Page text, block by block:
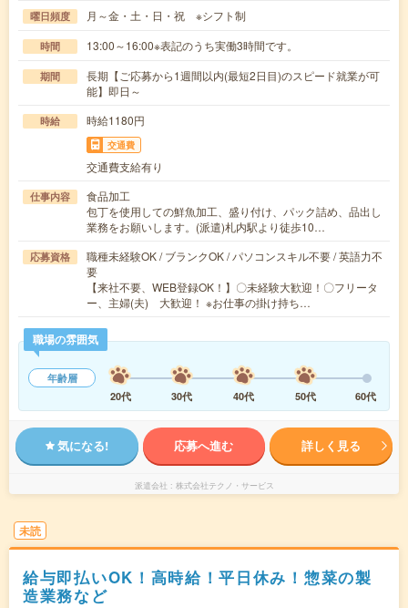
曜日頻度 月～金・土・日・祝 ※シフト制
時間 13:00～16:00※表記のうち実働3時間です。
期間
長期【ご応募から1週間以内(最短2日目)のスピード就業が可
能】即日～
時給 時給1180円
交通費
交通費支給有り
仕事内容
食品加工
包丁を使用しての鮮魚加工、盛り付け、パック詰め、品出し
業務をお願いします。(派遣)札内駅より徒歩10…
応募資格
職種未経験OK / ブランクOK / パソコンスキル不要 / 英語力不
要
【来社不要、WEB登録OK！】〇未経験大歓迎！〇フリータ
ー、主婦(夫) 大歓迎！ ※お仕事の掛け持ち…
職場の雰囲気
年齢層
20代
30代 40代 50代 60代
気になる! 応募へ進む 詳しく見る
派遣会社 株式会社テクノ・サービス
未読
給与即払いOK！高時給！平日休み！惣菜の製
造業務など